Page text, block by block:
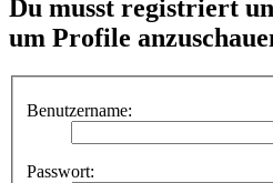
Du musst registriert
um Profile
Benutzername:
Passwort: